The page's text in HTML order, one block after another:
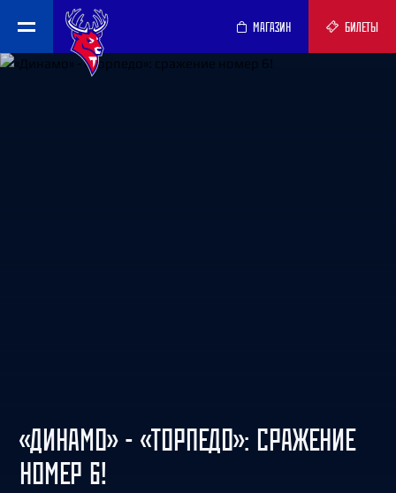
МАГАЗИН БИЛЕТЫ
«ДИНАМО» - «ТОРПЕДО»: СРАЖЕНИЕ
НОМЕР 6!